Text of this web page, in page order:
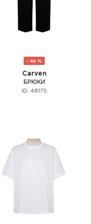
- 40 %
Carven
БРЮКИ
ID: 48175